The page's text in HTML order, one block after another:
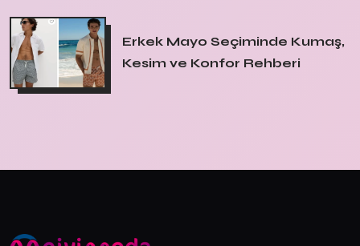
Erkek Mayo Seçiminde Kumaş,
Kesim ve Konfor Rehberi